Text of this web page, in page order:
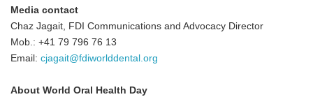
Media contact
Chaz Jagait, FDI Communications and Advocacy Director
Mob.: +41 79 796 76 13
Email: cjagait@fdiworlddental.org
About World Oral Health Day